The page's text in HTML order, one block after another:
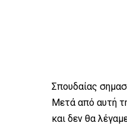
Σπουδαίας
Μετά από αυτή
και δεν θα